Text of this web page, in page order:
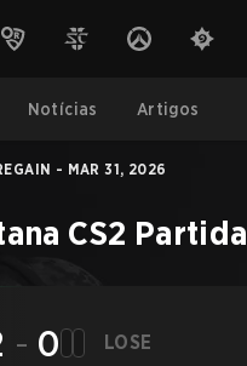
Notícias Artigos
- MAR 31, 2026
CS2 Partida
- 0 LOSE